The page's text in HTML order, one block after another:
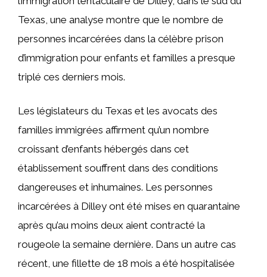
Texas, une analyse montre que le nombre de
personnes incarcérées dans la célèbre prison
d’immigration pour enfants et familles a presque
triplé ces derniers mois.
Les législateurs du Texas et les avocats des
familles immigrées affirment qu’un nombre
croissant d’enfants hébergés dans cet
établissement souffrent dans des conditions
dangereuses et inhumaines. Les personnes
incarcérées à Dilley ont été mises en quarantaine
après qu’au moins deux aient contracté la
rougeole la semaine dernière. Dans un autre cas
récent, une fillette de 18 mois a été hospitalisée